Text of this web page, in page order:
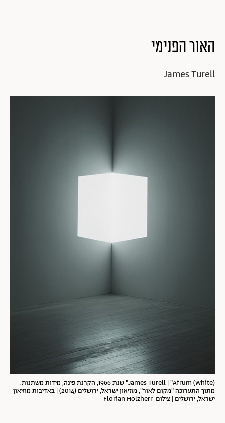
האור הפנימי
James Turell
James Turell | "Afrum (White)" שנת 1966, הקרנת פינה, מידות משתנות.
מתוך התערוכה "מקום לאור", מוזיאון ישראל, ירושלים (2014) | באדיבות מוזיאון
ישראל, ירושלים | צילום: Florian Holzherr